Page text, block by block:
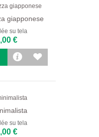
giapponese
su tela
€
su tela
€